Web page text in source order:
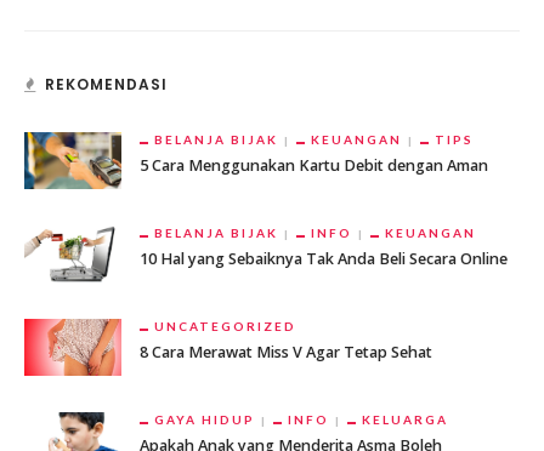
REKOMENDASI
BELANJA BIJAK KEUANGAN TIPS
5 Cara Menggunakan Kartu Debit dengan Aman
BELANJA BIJAK INFO KEUANGAN
10 Hal yang Sebaiknya Tak Anda Beli Secara Online
UNCATEGORIZED
8 Cara Merawat Miss V Agar Tetap Sehat
GAYA HIDUP INFO KELUARGA
Apakah Anak yang Menderita Asma Boleh